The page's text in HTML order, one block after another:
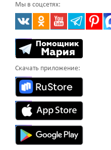
Мы в соцсетях:
Скачать приложение: